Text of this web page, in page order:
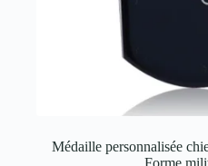
Médaille personnalisée